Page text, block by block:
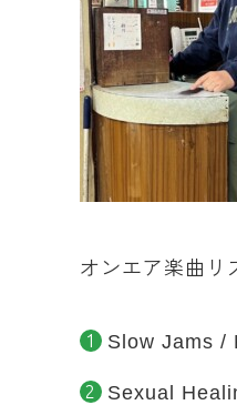
オンエア楽曲リ
Slow Jams /
Sexual